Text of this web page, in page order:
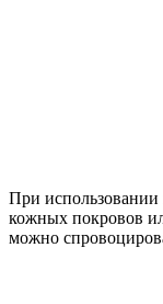
При использовании
кожных покровов
можно